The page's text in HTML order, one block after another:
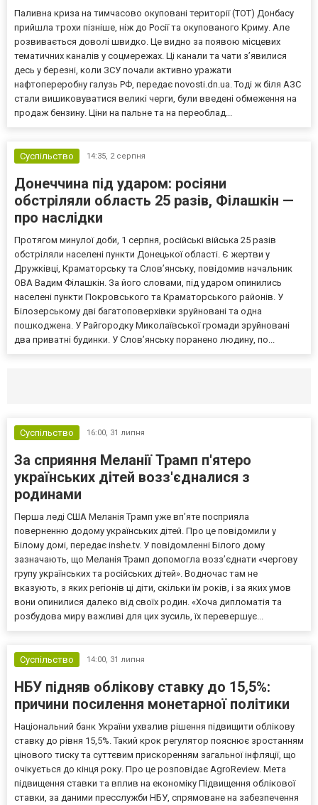
Паливна криза на тимчасово окуповані території (ТОТ) Донбасу
прийшла трохи пізніше, ніж до Росії та окупованого Криму. Але
розвивається доволі швидко. Це видно за появою місцевих
тематичних каналів у соцмережах. Ці канали та чати з’явилися
десь у березні, коли ЗСУ почали активно уражати
нафтопереробну галузь РФ, передає novosti.dn.ua. Тоді ж біля АЗС
стали вишиковуватися великі черги, були введені обмеження на
продаж бензину. Ціни на пальне та на переоблад...
Суспільство 14:35, 2 серпня
Донеччина під ударом: росіяни
обстріляли область 25 разів, Філашкін —
про наслідки
Протягом минулої доби, 1 серпня, російські війська 25 разів
обстріляли населені пункти Донецької області. Є жертви у
Дружківці, Краматорську та Слов’янську, повідомив начальник
ОВА Вадим Філашкін. За його словами, під ударом опинились
населені пункти Покровського та Краматорського районів. У
Білозерському дві багатоповерхівки зруйновані та одна
пошкоджена. У Райгородку Миколаївської громади зруйновані
два приватні будинки. У Слов’янську поранено людину, по...
Суспільство 16:00, 31 липня
За сприяння Меланії Трамп п'ятеро
українських дітей возз'єдналися з
родинами
Перша леді США Меланія Трамп уже впʼяте посприяла
поверненню додому українських дітей. Про це повідомили у
Білому домі, передає inshe.tv. У повідомленні Білого дому
зазначають, що Меланія Трамп допомогла возз’єднати «чергову
групу українських та російських дітей». Водночас там не
вказують, з яких регіонів ці діти, скільки їм років, і за яких умов
вони опинилися далеко від своїх родин. «Хоча дипломатія та
розбудова миру важливі для цих зусиль, їх перевершує...
Суспільство 14:00, 31 липня
НБУ підняв облікову ставку до 15,5%:
причини посилення монетарної політики
Національний банк України ухвалив рішення підвищити облікову
ставку до рівня 15,5%. Такий крок регулятор пояснює зростанням
цінового тиску та суттєвим прискоренням загальної інфляції, що
очікується до кінця року. Про це розповідає AgroReview. Мета
підвищення ставки та вплив на економіку Підвищення облікової
ставки, за даними пресслужби НБУ, спрямоване на забезпечення